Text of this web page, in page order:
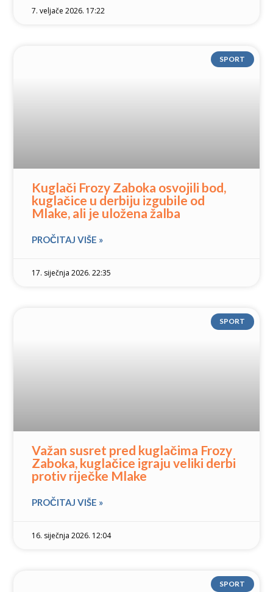
7. veljače 2026. 17:22
SPORT
Kuglači Frozy Zaboka osvojili bod,
kuglačice u derbiju izgubile od
Mlake, ali je uložena žalba
PROČITAJ VIŠE »
17. siječnja 2026. 22:35
SPORT
Važan susret pred kuglačima Frozy
Zaboka, kuglačice igraju veliki derbi
protiv riječke Mlake
PROČITAJ VIŠE »
16. siječnja 2026. 12:04
SPORT